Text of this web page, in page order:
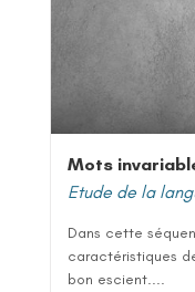
Mots
Etude de la
Dans cette
caractéristiques
bon escient....